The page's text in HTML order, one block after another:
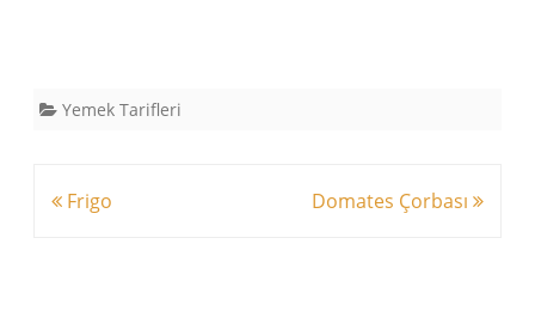
Yemek Tarifleri
YazıFrigo Domates Çorbası